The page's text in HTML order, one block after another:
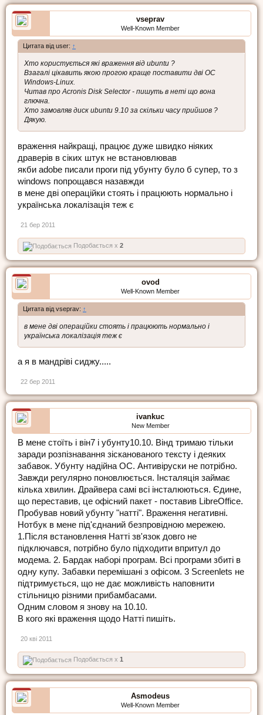
vseprav
Well-Known Member
Цитата від user: ↑
Хто користується які враження від ubuntu ?
Взагалі цікавить якою прогою краще поставити дві ОС
Windows-Linux.
Читав про Acronis Disk Selector - пишуть в неті що вона
глючна.
Хто замовляв диск ubuntu 9.10 за скільки часу прийшов ?
Дякую.
враження найкращі, працює дуже швидко ніяких
драверів в сіких штук не встановлював
якби adobe писали проги під убунту було б супер, то з
windows попрощався назавжди
в мене дві операційки стоять і працюють нормально і
українська локалізація теж є
21 бер 2011
Подобається x 2
ovod
Well-Known Member
Цитата від vseprav: ↑
в мене дві операційки стоять і працюють нормально і
українська локалізація теж є
а я в мандріві сиджу.....
22 бер 2011
ivankuc
New Member
В мене стоїть і він7 і убунту10.10. Вінд тримаю тільки
заради розпізнавання зісканованого тексту і деяких
забавок. Убунту надійна ОС. Антивіруски не потрібно.
Завжди регулярно поновлюється. Інсталяція займає
кілька хвилин. Драйвера самі всі інсталюються. Єдине,
що переставив, це офісний пакет - поставив LibreOffice.
Пробував новий убунту "натті". Враження негативні.
Нотбук в мене під'єднаний безпровідною мережею.
1.Після встановлення Натті зв'язок довго не
підключався, потрібно було підходити впритул до
модема. 2. Бардак наборі програм. Всі програми збиті в
одну купу. Забавки перемішані з офісом. 3 Screenlets не
підтримується, що не дає можливість наповнити
стільницю різними прибамбасами.
Одним словом я знову на 10.10.
В кого які враження щодо Натті пишіть.
20 кві 2011
Подобається x 1
Asmodeus
Well-Known Member